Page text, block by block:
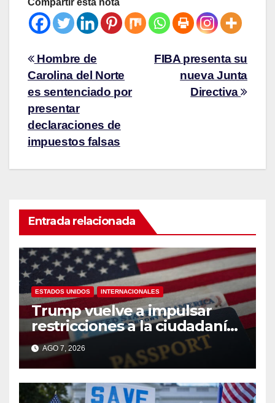
Compartir esta nota
FIBA presenta su
nueva Junta
Directiva
Hombre de
Carolina del Norte
es sentenciado por
presentar
declaraciones de
impuestos falsas
Entrada relacionada
ESTADOS UNIDOS INTERNACIONALES
Trump vuelve a impulsar
restricciones a la ciudadanía
por nacimiento
AGO 7, 2026